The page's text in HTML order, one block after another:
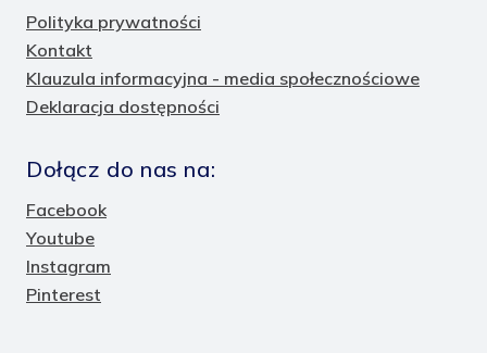
Polityka prywatności
Kontakt
Klauzula informacyjna - media społecznościowe
Deklaracja dostępności
Dołącz do nas na:
Facebook
Youtube
Instagram
Pinterest